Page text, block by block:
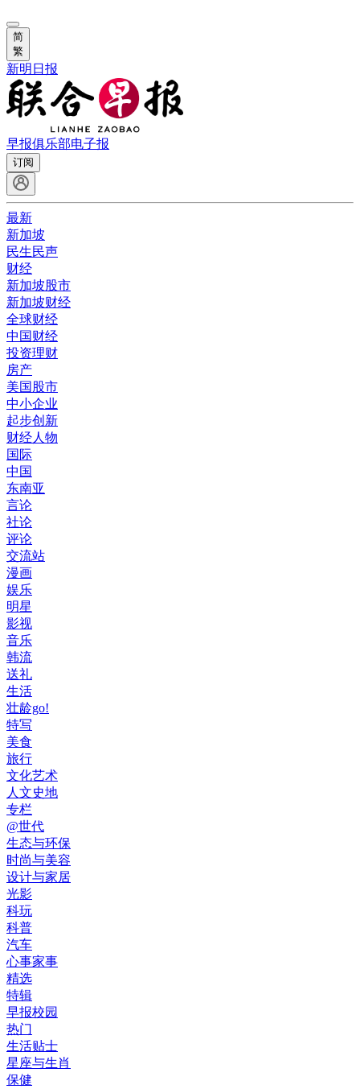
简
繁
新明日报
早报俱乐部电子报
订阅
最新
新加坡
民生民声
财经
新加坡股市
新加坡财经
全球财经
中国财经
投资理财
房产
美国股市
中小企业
起步创新
财经人物
国际
中国
东南亚
言论
社论
评论
交流站
漫画
娱乐
明星
影视
音乐
韩流
送礼
生活
壮龄go!
特写
美食
旅行
文化艺术
人文史地
专栏
@世代
生态与环保
时尚与美容
设计与家居
光影
科玩
科普
汽车
心事家事
精选
特辑
早报校园
热门
生活贴士
星座与生肖
保健